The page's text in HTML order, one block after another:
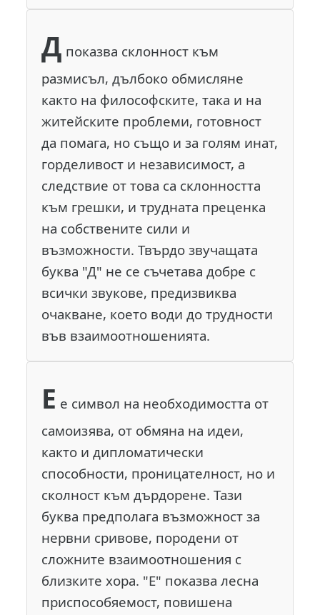
Д показва склонност към
размисъл, дълбоко обмисляне
както на философските, така и на
житейските проблеми, готовност
да помага, но също и за голям инат,
горделивост и независимост, а
следствие от това са склонността
към грешки, и трудната преценка
на собствените сили и
възможности. Твърдо звучащата
буква "Д" не се съчетава добре с
всички звукове, предизвиква
очакване, което води до трудности
във взаимоотношенията.
Е е символ на необходимостта от
самоизява, от обмяна на идеи,
както и дипломатически
способности, проницателност, но и
сколност към дърдорене. Тази
буква предполага възможност за
нервни сривове, породени от
сложните взаимоотношения с
близките хора. "Е" показва лесна
приспособяемост, повишена